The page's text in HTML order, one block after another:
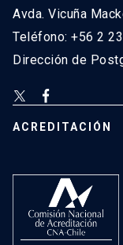
Avda. Vicuña
Teléfono: +56 2
Dirección de
ACREDITACIÓN